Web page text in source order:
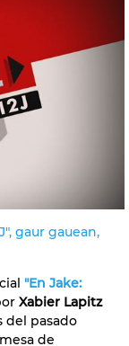
gaur gauean,
"En Jake:
Xabier Lapitz
del pasado
de